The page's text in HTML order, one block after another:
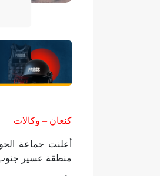
كنعان – وكالات
أعلنت جماعة
منطقة عسير